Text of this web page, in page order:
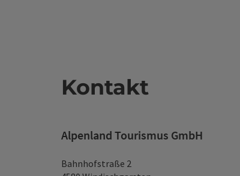
Kontakt
Alpenland Tourismus GmbH
Bahnhofstraße 2